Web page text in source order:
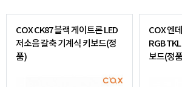
COX CK87 블랙 게이트론 LED
저소음 갈축 기계식 키보드(정
품)
COX 엔
RGB
보드(정